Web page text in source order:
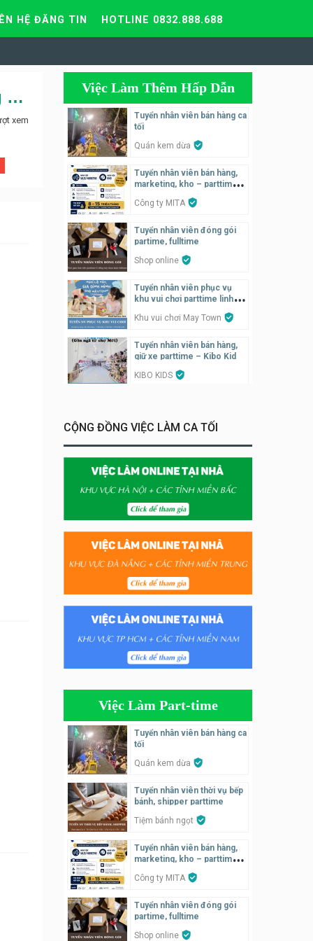
HỆ ĐĂNG TIN HOTLINE 0832.888.688
[HN] Tuyển nhân viên phục vụ, lễ tân và phụ bếp – Nhà hàng KING BBQ Hai Bà Trưng
xem
Việc Làm Thêm Hấp Dẫn
Tuyển nhân viên bán hàng ca
tối
Quán kem dừa
Tuyển nhân viên bán hàng,
marketing, kho – parttime,
Công ty MITA
Tuyển nhân viên đóng gói
partime, fulltime
Shop online
Tuyển nhân viên phục vụ
khu vui chơi parttime linh
Khu vui chơi May Town
Tuyển nhân viên bán hàng,
giữ xe parttime – Kibo Kid
KIBO KIDS
Công ty
Tuyển nhân viên tiếp thực,
phục vụ bàn
Nhà hàng Phủi Quán
– hỗ trợ ăn ở
Quán bánh đa cua
Tuyển nhân viên bán hàng
GÀ GÔ FASTFOOD
Tuyển nhân viên bán hàng
parttime
tiệm trà sữa
TRÀ SỮA THÁI LAN
hàng tiệm bánh ngọt
Tuyển nhân viên pha chế,
phục vụ bàn
SNACK BAR NHẬT
Tuyển quản lý, kế toán ca,
bếp, bếp chính lương cao
Nhà hàng Phố Men Chill
CỘNG ĐỒNG VIỆC LÀM CA TỐI
Việc Làm Part-time
Tuyển nhân viên bán hàng ca
tối
Quán kem dừa
Tuyển nhân viên thời vụ bếp
bánh, shipper parttime
Tiệm bánh ngọt
Tuyển nhân viên bán hàng,
marketing, kho – parttime,
Công ty MITA
Tuyển nhân viên đóng gói
partime, fulltime
Shop online